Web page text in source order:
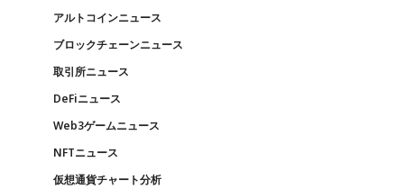
アルトコインニュース
ブロックチェーンニュース
取引所ニュース
DeFiニュース
Web3ゲームニュース
NFTニュース
仮想通貨チャート分析